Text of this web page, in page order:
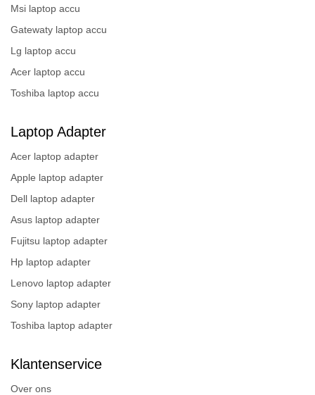
Msi laptop accu
Gatewaty laptop accu
Lg laptop accu
Acer laptop accu
Toshiba laptop accu
Laptop Adapter
Acer laptop adapter
Apple laptop adapter
Dell laptop adapter
Asus laptop adapter
Fujitsu laptop adapter
Hp laptop adapter
Lenovo laptop adapter
Sony laptop adapter
Toshiba laptop adapter
Klantenservice
Over ons